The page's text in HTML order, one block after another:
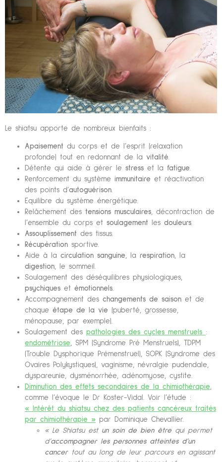
Le shiatsu apporte de nombreux bienfaits :
Apaisement du corps et de l’esprit (relaxation
profonde) tout en redonnant de la vitalité.
Détente qui aide à gérer le stress et la fatigue.
Renforcement du système immunitaire et réactivation
des points d’autoguérison.
Equilibre du système énergétique.
Relâchement des tensions musculaires, décontraction de
l’ensemble du corps et soulagement les douleurs.
Assouplissement des tissus.
Récupération sportive.
Aide à la circulation sanguine, la respiration, la
digestion, le sommeil.
Soulagement des déséquilibres physiologiques,
psychiques et émotionnels.
Accompagnement des changements de saison et de
chaque étape de la vie (puberté, grossesse,
ménopause, par exemple).
Soulagement des pathologies des cycles menstruels :
endométriose, SPM (Syndrome Pré Menstruels), TDPM
(Trouble Dysphorique Prémenstruel), SOPK (Syndrome des
Ovaires Polykystiques), vaginisme, névralgie pudendale,
dyspareunie, dysménorrhée, adénomyose, cystite.
Diminution des effets secondaires de la chimiothérapie,
comme l’évoque le Dr Koster-Vidal. Voir l’étude :
« Intérêt du shiatsu chez des patients cancéreux traités
par chimiothérapie » par Dominique Chevallier.
« Le Shiatsu est un soin de bien être qui permet
d’accompagner les personnes atteintes d’un
cancertout au long de leur parcours en agissant